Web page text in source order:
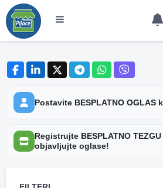
Postavite BESPLATNO OGLAS
Registrujte BESPLATNO TEZGU
objavljujte oglase!